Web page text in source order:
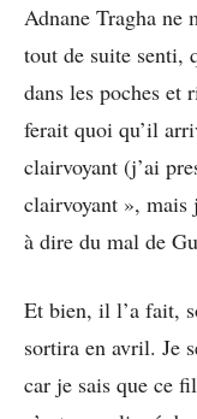
Adnane Tragha ne
tout de suite senti,
dans les poches et
ferait quoi qu’il
clairvoyant (j’ai
clairvoyant », mais
à dire du mal de
Et bien, il l’a fait,
sortira en avril. Je
car je sais que ce